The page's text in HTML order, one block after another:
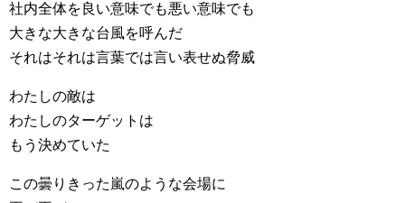
社内全体を良い意味でも悪い意味でも
大きな大きな台風を呼んだ
それはそれは言葉では言い表せぬ脅威
わたしの敵は
わたしのターゲットは
もう決めていた
この曇りきった嵐のような会場に